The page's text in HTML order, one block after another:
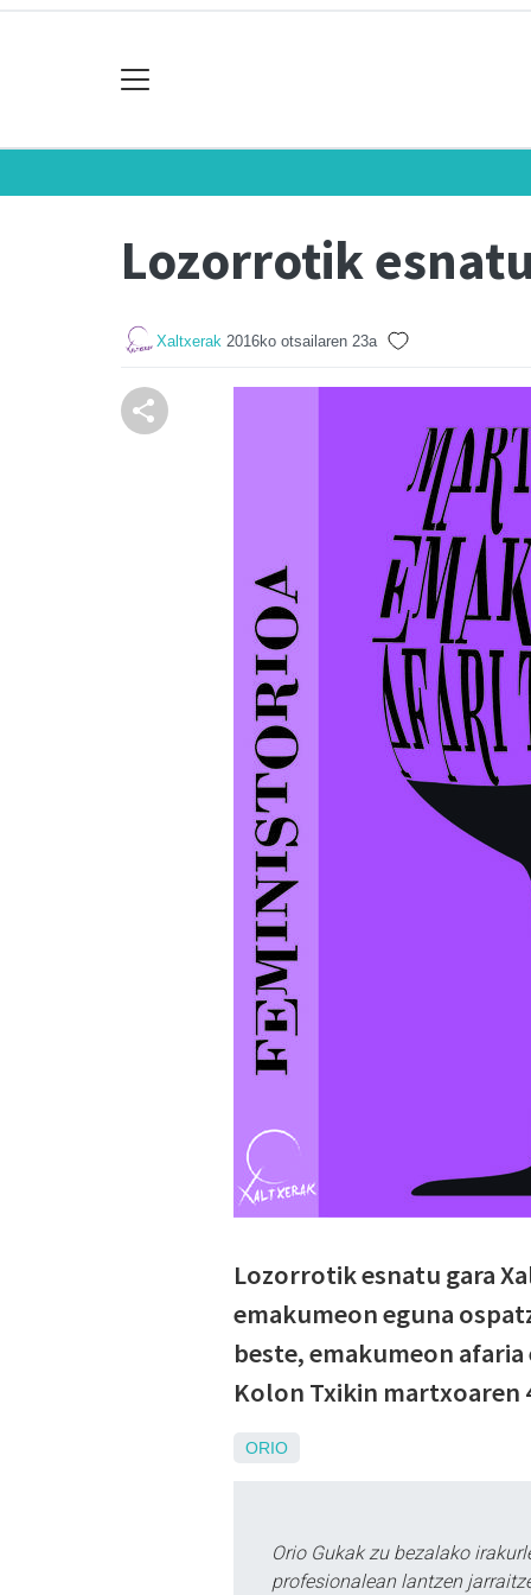
Lozorrotik
Xaltxerak 2016ko otsailaren 23a
Lozorrotik esnatu gara
emakumeon eguna
beste, emakumeon afaria
Kolon Txikin martxoaren
ORIO
Orio Gukak zu bezalako
profesionalean lantzen